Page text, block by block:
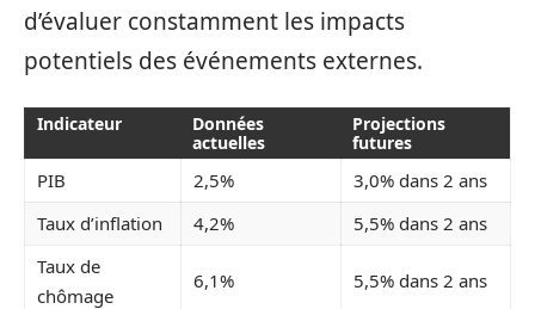
d’évaluer constamment les impacts
potentiels des événements externes.
Indicateur
Données
actuelles
Projections
futures
PIB 2,5%
3,0% dans 2 ans
Taux d’inflation
4,2%
5,5% dans 2 ans
Taux de
chômage
6,1% 5,5% dans 2 ans